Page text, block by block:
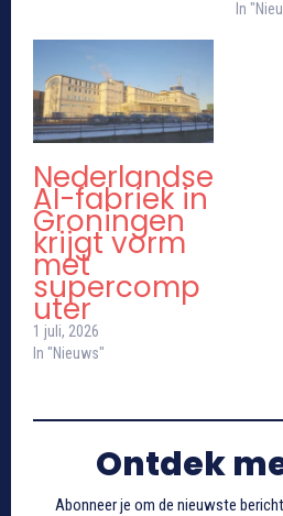
In
Nederlandse
AI-fabriek in
Groningen
krijgt vorm
met
supercomp
uter
1 juli, 2026
In "Nieuws"
Ontdek
Abonneer je om de nieuwste